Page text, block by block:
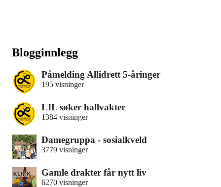
Blogginnlegg
Påmelding Allidrett 5-åringer
195 visninger
LIL søker hallvakter
1384 visninger
Damegruppa - sosialkveld
3779 visninger
Gamle drakter får nytt liv
6270 visninger